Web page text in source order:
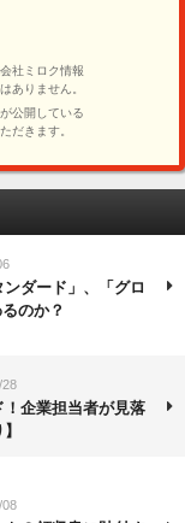
ダード」、「グロ
のか？
28
企業担当者が見落
08